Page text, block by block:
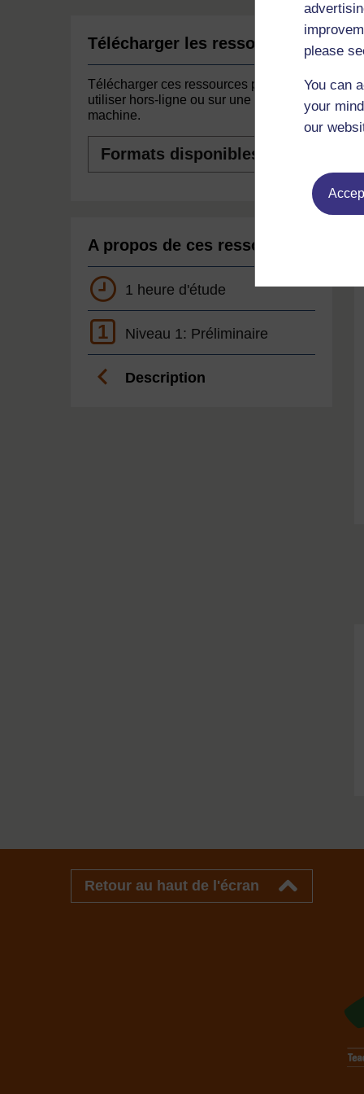
please
You can
your
our
Télécharger les ressources
Télécharger ces ressources pour les
utiliser hors-ligne ou sur une autre
machine.
disponibles
A propos de ces ressources
1 heure d'étude
1 Niveau 1: Préliminaire
Description
Retour au haut de l'écran